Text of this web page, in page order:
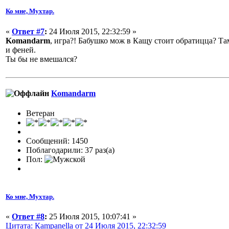
Ко мне, Мухтар.
« Ответ #7: 24 Июля 2015, 22:32:59 »
Komandarm, игра?! Бабушко мож в Кащу стоит обратицца?
и феней.
Ты бы не вмешался?
Komandarm
Ветеран
Сообщений: 1450
Поблагодарили: 37 раз(а)
Пол:
Ко мне, Мухтар.
« Ответ #8: 25 Июля 2015, 10:07:41 »
Цитата: Кampanella от 24 Июля 2015, 22:32:59